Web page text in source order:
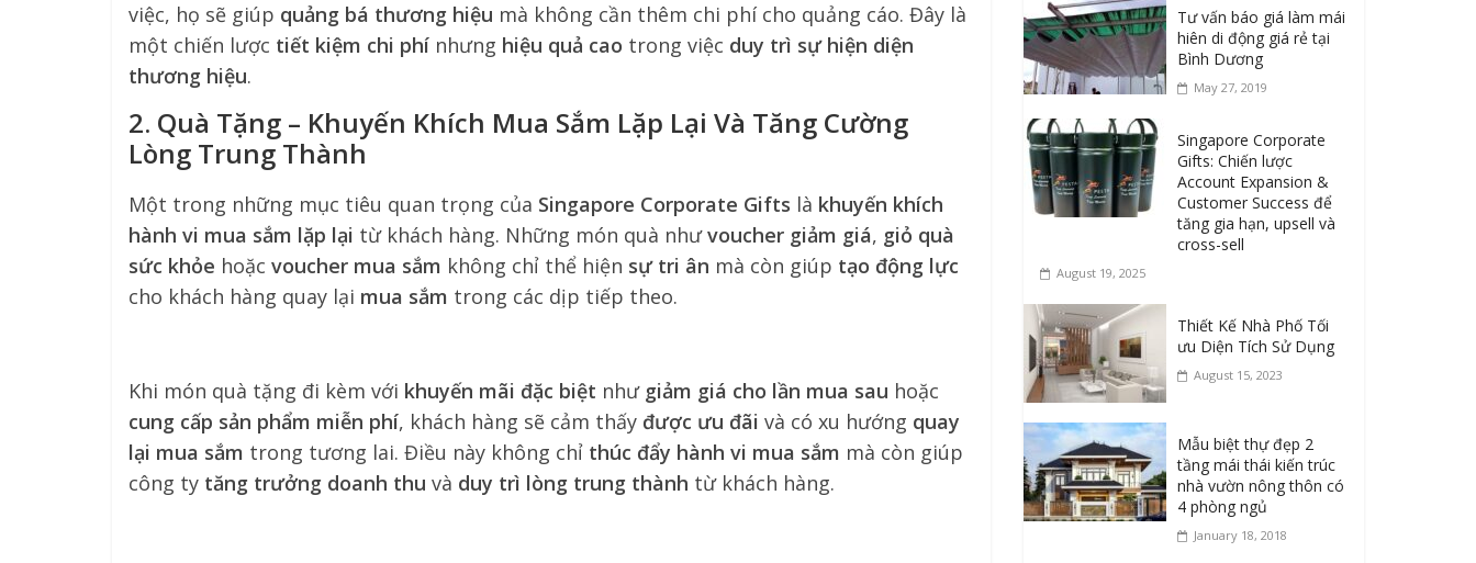
việc, họ sẽ giúp quảng bá thương hiệu mà không cần thêm chi phí cho quảng cáo. Đây là
một chiến lược tiết kiệm chi phí nhưng hiệu quả cao trong việc duy trì sự hiện diện
thương hiệu.
2. Quà Tặng – Khuyến Khích Mua Sắm Lặp Lại Và Tăng Cường
Lòng Trung Thành
Một trong những mục tiêu quan trọng của Singapore Corporate Gifts là khuyến khích
hành vi mua sắm lặp lại từ khách hàng. Những món quà nhưvoucher giảm giá, giỏ quà
sức khỏe hoặc voucher mua sắm không chỉ thể hiện sự tri ân mà còn giúp tạo động lực
cho khách hàng quay lại mua sắm trong các dịp tiếp theo.
Khi món quà tặng đi kèm với khuyến mãi đặc biệt như giảm giá cho lần mua sau hoặc
cung cấp sản phẩm miễn phí, khách hàng sẽ cảm thấy được ưu đãi và có xu hướng quay
lại mua sắm trong tương lai. Điều này không chỉ thúc đẩy hành vi mua sắm mà còn giúp
công ty tăng trưởng doanh thu và duy trì lòng trung thành từ khách hàng.
Tư vấn báo giá làm mái
hiên di động giá rẻ tại
Bình Dương
May 27, 2019
Singapore Corporate
Gifts: Chiến lược
Account Expansion &
Customer Success để
tăng gia hạn, upsell và
cross-sell
August 19, 2025
Thiết Kế Nhà Phố Tối
ưu Diện Tích Sử Dụng
August 15, 2023
Mẫu biệt thự đẹp 2
tầng mái thái kiến trúc
nhà vườn nông thôn có
4 phòng ngủ
January 18, 2018